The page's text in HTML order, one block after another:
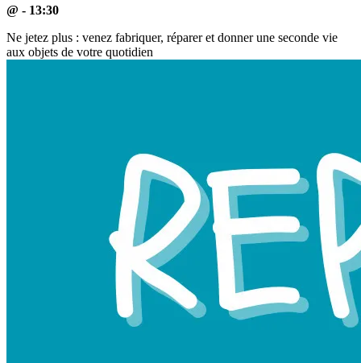
@ - 13:30
Ne jetez plus : venez fabriquer, réparer et donner une seconde vie
aux objets de votre quotidien